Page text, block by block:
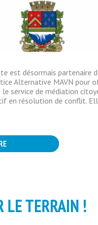
est désormais partenaire
Alternative MAVN pour
service de médiation
en résolution de conflit.
LE TERRAIN !